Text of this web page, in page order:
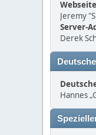
Jeremy
Server-
Derek
Hannes